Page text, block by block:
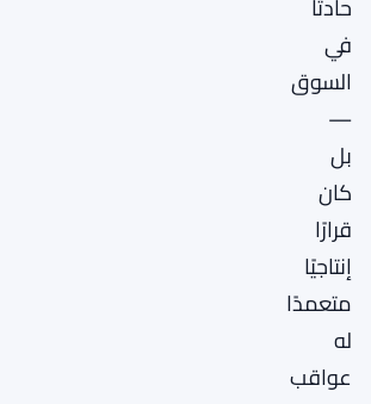
في
السوق
—
بل
كان
قرارًا
إنتاجيًا
متعمدًا
له
عواقب